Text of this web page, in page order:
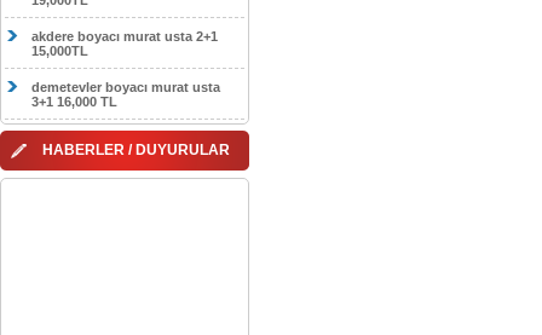
akdere boyacı murat usta 2+1
15,000TL
demetevler boyacı murat usta
3+1 16,000 TL
HABERLER / DUYURULAR